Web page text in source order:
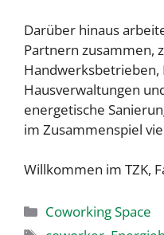
Darüber hinaus
Partnern zusammen,
Hausverwaltungen
energetische
im Zusammenspiel
Willkommen im TZK,
Kategorien
Coworking Space